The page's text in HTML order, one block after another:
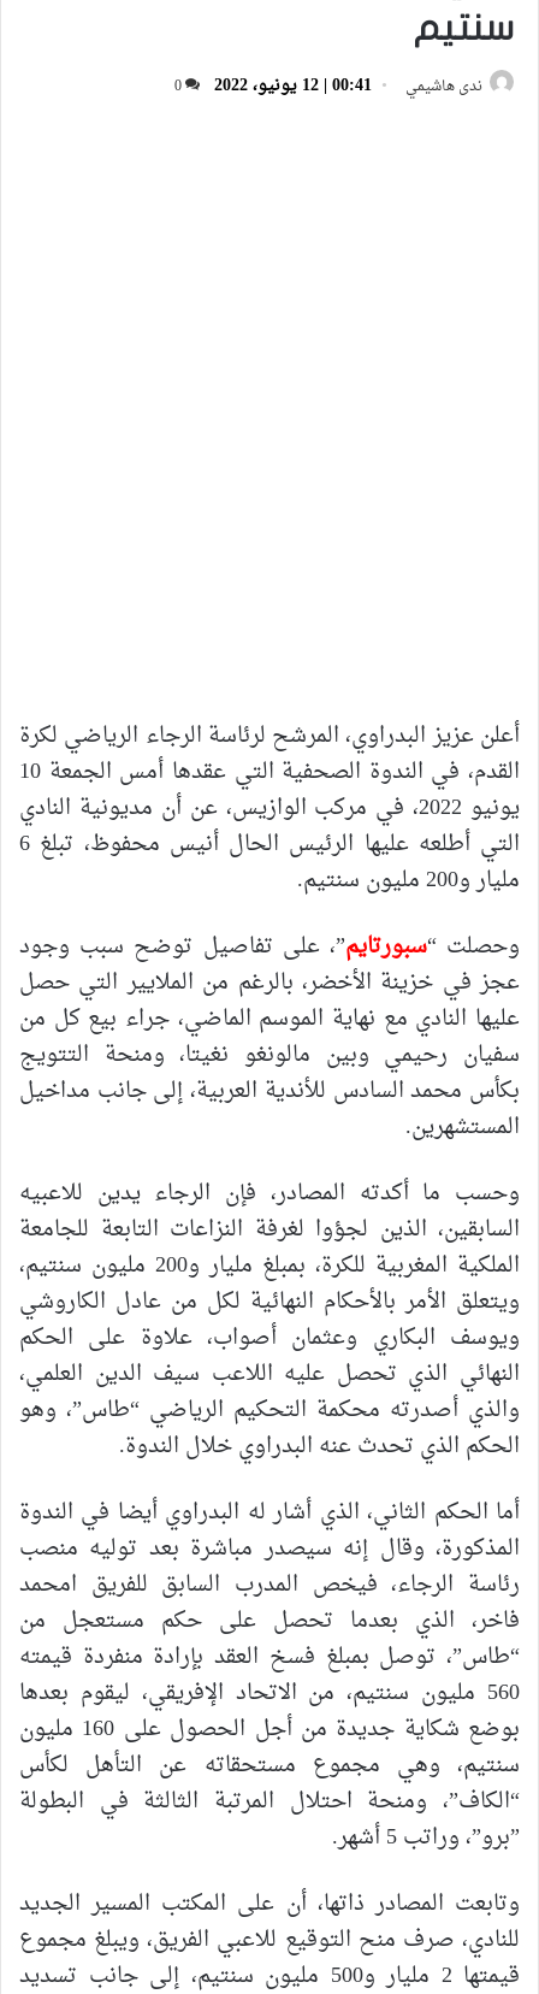
سنتيم
ندى هاشيمي 00:41 | 12 يونيو، 2022 0
أعلن عزيز البدراوي، المرشح لرئاسة الرجاء الرياضي لكرة
القدم، في الندوة الصحفية التي عقدها أمس الجمعة 10
يونيو 2022، في مركب الوازيس، عن أن مديونية النادي
التي أطلعه عليها الرئيس الحال أنيس محفوظ، تبلغ 6
مليار و200 مليون سنتيم.
وحصلت “سبورتايم”، على تفاصيل توضح سبب وجود
عجز في خزينة الأخضر، بالرغم من الملايير التي حصل
عليها النادي مع نهاية الموسم الماضي، جراء بيع كل من
سفيان رحيمي وبين مالونغو نغيتا، ومنحة التتويج
بكأس محمد السادس للأندية العربية، إلى جانب مداخيل
المستشهرين.
وحسب ما أكدته المصادر، فإن الرجاء يدين للاعبيه
السابقين، الذين لجؤوا لغرفة النزاعات التابعة للجامعة
الملكية المغربية للكرة، بمبلغ مليار و200 مليون سنتيم،
ويتعلق الأمر بالأحكام النهائية لكل من عادل الكاروشي
ويوسف البكاري وعثمان أصواب، علاوة على الحكم
النهائي الذي تحصل عليه اللاعب سيف الدين العلمي،
والذي أصدرته محكمة التحكيم الرياضي “طاس”، وهو
الحكم الذي تحدث عنه البدراوي خلال الندوة.
أما الحكم الثاني، الذي أشار له البدراوي أيضا في الندوة
المذكورة، وقال إنه سيصدر مباشرة بعد توليه منصب
رئاسة الرجاء، فيخص المدرب السابق للفريق امحمد
فاخر، الذي بعدما تحصل على حكم مستعجل من
“طاس”، توصل بمبلغ فسخ العقد بإرادة منفردة قيمته
560 مليون سنتيم، من الاتحاد الإفريقي، ليقوم بعدها
بوضع شكاية جديدة من أجل الحصول على 160 مليون
سنتيم، وهي مجموع مستحقاته عن التأهل لكأس
“الكاف”، ومنحة احتلال المرتبة الثالثة في البطولة
”برو”، وراتب 5 أشهر.
وتابعت المصادر ذاتها، أن على المكتب المسير الجديد
للنادي، صرف منح التوقيع للاعبي الفريق، ويبلغ مجموع
قيمتها 2 مليار و500 مليون سنتيم، إلى جانب تسديد